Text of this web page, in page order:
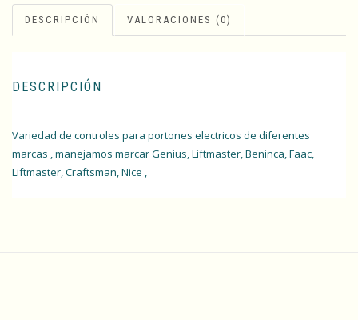
DESCRIPCIÓN VALORACIONES (0)
DESCRIPCIÓN
Variedad de controles para portones electricos de diferentes
marcas , manejamos marcar Genius, Liftmaster , Beninca, Faac,
Liftmaster, Craftsman, Nice ,